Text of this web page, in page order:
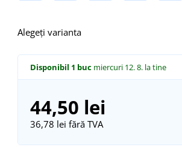
Alegeți varianta
Disponibil 1 buc miercuri 12. 8. la tine
44,50 lei
36,78 lei fără TVA